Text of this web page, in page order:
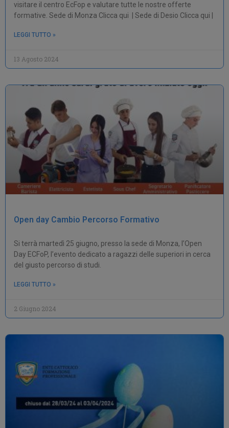
visitare il centro EcFop e valutare tutte le nostre offerte
formative. Sede di Monza Clicca qui | Sede di Desio Clicca qui |
LEGGI TUTTO »
13 Agosto 2024
Open day Cambio Percorso Formativo
Si terrà martedì 25 giugno, presso la sede di Monza, l’Open
Day ECFoP, l’evento dedicato a ragazzi delle superiori in cerca
del giusto percorso di studi.
LEGGI TUTTO »
2 Giugno 2024